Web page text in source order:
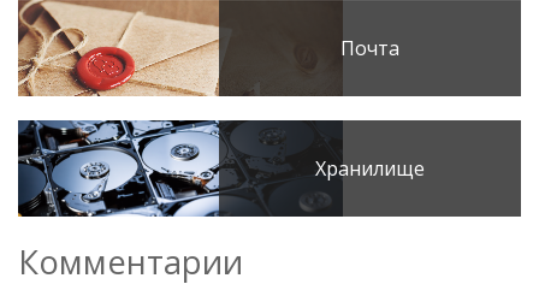
Почта
Хранилище
Комментарии